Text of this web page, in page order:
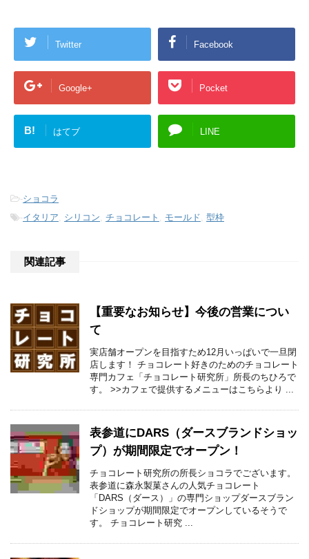
Twitter Facebook
Google+ Pocket
B! はてブ LINE
-ショコラ
-イタリア, シリコン, チョコレート , モールド, 型枠
関連記事
【重要なお知らせ】今後の営業につい
て
実店舗オープンを目指すため12月いっぱいで一旦閉
店します！ チョコレート好きのためのチョコレート
専門カフェ「チョコレート研究所」所長のちひろで
す。 >>カフェで提供するメニューはこちらより ...
表参道にDARS（ダースブランドショッ
プ）が期間限定でオープン！
チョコレート研究所の所長ショコラでございます。
表参道に森永製菓さんの人気チョコレート
「DARS（ダース）」の専門ショップダースブラン
ドショップが期間限定でオープンしているそうで
す。 チョコレート研究 ...